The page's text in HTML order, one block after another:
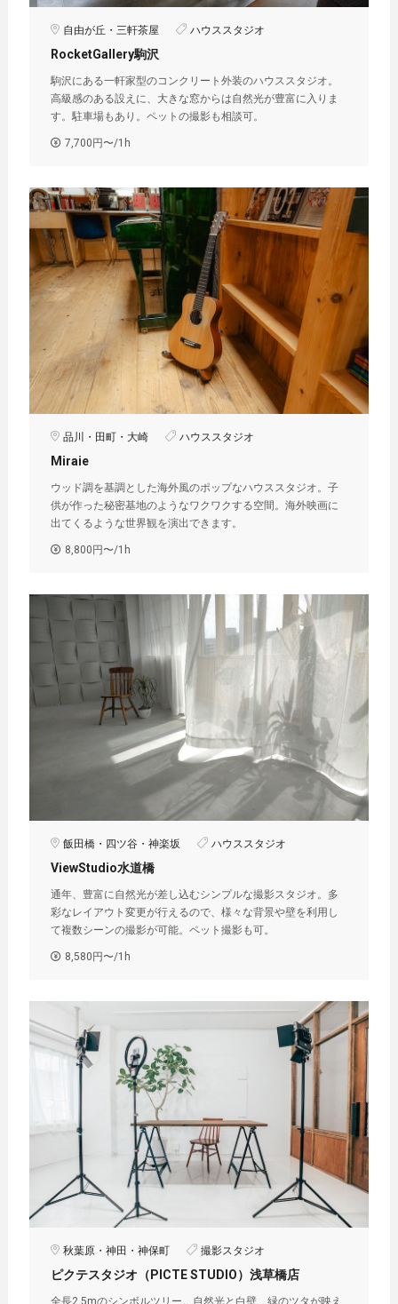
自由が丘・三軒茶屋 ハウススタジオ
RocketGallery駒沢
駒沢にある一軒家型のコンクリート外装のハウススタジオ。
高級感のある設えに、大きな窓からは自然光が豊富に入りま
す。駐車場もあり。ペットの撮影も相談可。
7,700円〜/1h
品川・田町・大崎 ハウススタジオ
Miraie
ウッド調を基調とした海外風のポップなハウススタジオ。子
供が作った秘密基地のようなワクワクする空間。海外映画に
出てくるような世界観を演出できます。
8,800円〜/1h
飯田橋・四ツ谷・神楽坂 ハウススタジオ
ViewStudio水道橋
通年、豊富に自然光が差し込むシンプルな撮影スタジオ。多
彩なレイアウト変更が行えるので、様々な背景や壁を利用し
て複数シーンの撮影が可能。ペット撮影も可。
8,580円〜/1h
秋葉原・神田・神保町 撮影スタジオ
ピクテスタジオ（PICTE STUDIO）浅草橋店
全長2.5mのシンボルツリー。自然光と白壁、緑のツタが映え